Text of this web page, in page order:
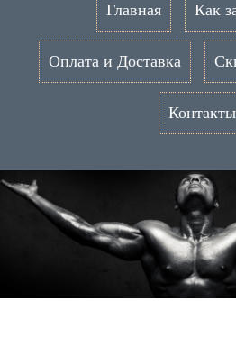
Главная Как
Оплата и Доставка
Контакты